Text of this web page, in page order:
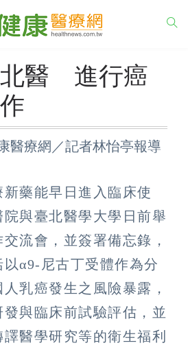
醫 進行癌
醫療網／記者林怡亭報導
藥能早日進入臨床使
與臺北醫學大學日前舉
流會，並簽署備忘錄，
α9-尼古丁受體作為分
乳癌發生之風險暴露，
發與臨床前試驗評估，並
醫學研究等的衛生福利